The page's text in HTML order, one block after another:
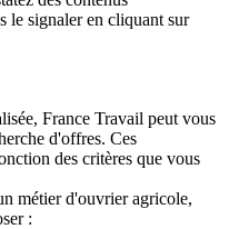
le signaler en cliquant sur
France Travail peut vous
d'offres. Ces
des critères que vous
métier d'ouvrier agricole,
: